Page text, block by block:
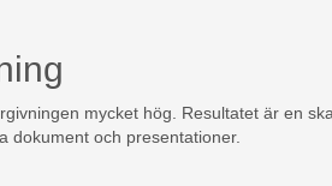
mycket hög. Resultatet är en
dokument och presentationer.